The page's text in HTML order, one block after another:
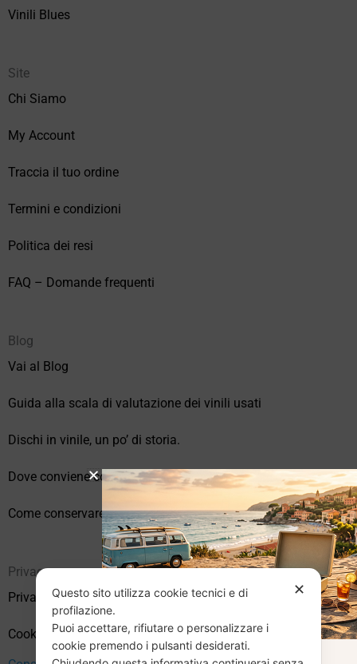
Vinili Blues
Site
Chi Siamo
My Account
Traccia il tuo ordine
Termini e condizioni
Politica dei resi
FAQ – Domande frequenti
Blog
Vai al Blog
Guida alla scala di valutazione dei vinili usati
Dischi in vinile, un po’ di storia.
Dove conviene comprare vinili online?
Come conservare correttamente i vinili usati
Privacy
Privacy Policy
Cookie Policy (UE)
✕
Questo sito utilizza cookie tecnici e di
profilazione.
Puoi accettare, rifiutare o personalizzare i
cookie premendo i pulsanti desiderati.